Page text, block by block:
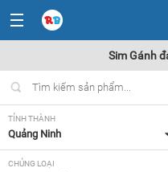
Sim Gánh
TỈNH THÀNH
Quảng Ninh
CHỦNG LOẠI